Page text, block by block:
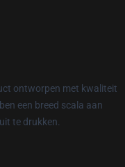
ontworpen met kwaliteit
een breed scala aan
te drukken.